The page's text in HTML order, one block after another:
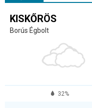
KISKŐRÖS
Borús Égbolt
32%